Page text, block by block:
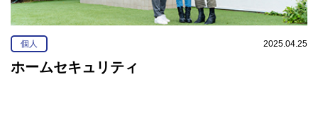
個人 2025.04.25
ホームセキュリティ